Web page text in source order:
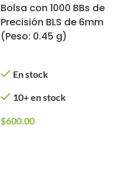
Bolsa con 1000 BBs de
Precisión BLS de 6mm
(Peso: 0.45 g)
En stock
10+ en stock
$600.00